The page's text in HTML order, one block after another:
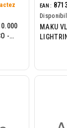
-
EAN :
MAKU